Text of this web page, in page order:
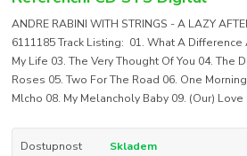
ANDRE RABINI WITH STRINGS - A LAZY
6111185 Track Listing: 01. What A Difference
My Life 03. The Very Thought Of You 04. The
Roses 05. Two For The Road 06. One
Mlcho 08. My Melancholy Baby 09. (Our) Love
Dostupnost Skladem